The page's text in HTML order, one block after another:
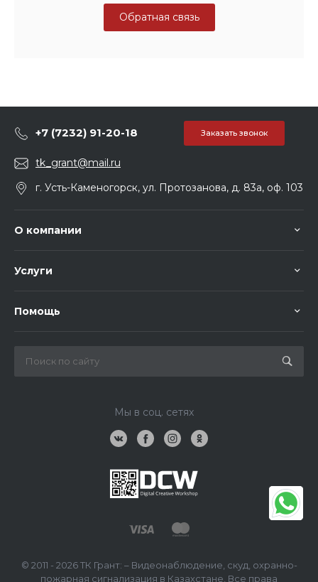
Обратная связь
+7 (7232) 91-20-18 Заказать звонок
tk_grant@mail.ru
г. Усть-Каменогорск, ул. Протозанова, д. 83а, оф. 103
О компании
Услуги
Помощь
Мы в соц. сетях
© 2011 - 2026 ТК Грант: – Видеонаблюдение, скуд, охранно-
пожарная сигнализация в Казахстане, Все права